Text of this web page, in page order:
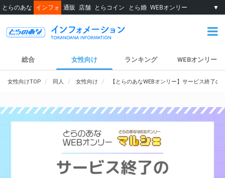
とらのあな インフォ 通販 店舗 とらコイン とら婚 WEBオンリー ▼
総合 女性向け ランキング WEBオンリー
女性向けTOP 同人 女性向け 【とらのあなWEBオンリー】サービス終了の